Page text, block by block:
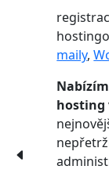
maily,
hosting